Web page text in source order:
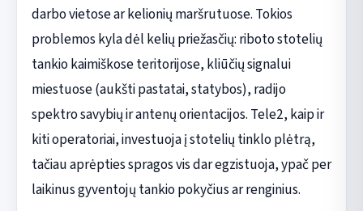
darbo vietose ar kelionių maršrutuose. Tokios
problemos kyla dėl kelių priežasčių: riboto stotelių
tankio kaimiškose teritorijose, kliūčių signalui
miestuose (aukšti pastatai, statybos), radijo
spektro savybių ir antenų orientacijos. Tele2, kaip ir
kiti operatoriai, investuoja į stotelių tinklo plėtrą,
tačiau aprėpties spragos vis dar egzistuoja, ypač per
laikinus gyventojų tankio pokyčius ar renginius.